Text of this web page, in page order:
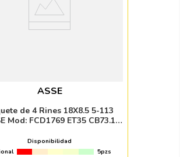
ASSE
de 4 Rines 18X8.5 5-113
Mod: FCD1769 ET35 CB73.1
Disponibilidad
5pzs